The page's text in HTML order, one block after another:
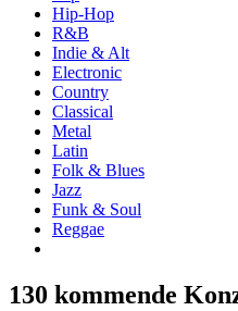
Hip-Hop
R&B
Indie & Alt
Electronic
Country
Classical
Metal
Latin
Folk & Blues
Jazz
Funk & Soul
Reggae
130 kommende